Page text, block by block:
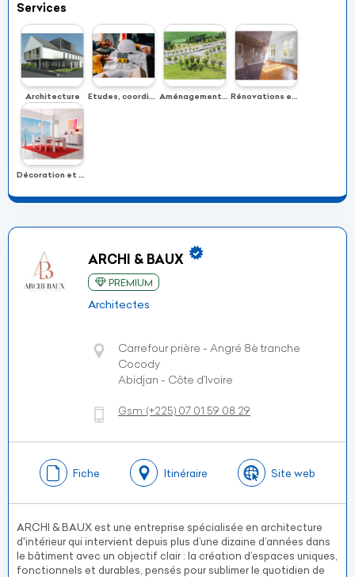
Services
Architecture Etudes, coordination des projets Aménagements urbains Rénovations et réhabilitation
Décoration et design
ARCHI & BAUX
PREMIUM
Architectes
Carrefour prière - Angré 8è tranche
Cocody
Abidjan - Côte d’Ivoire
Gsm:(+225) 07 01 59 08 29
Fiche Itinéraire Site web
ARCHI & BAUX est une entreprise spécialisée en architecture
d'intérieur qui intervient depuis plus d’une dizaine d’années dans
le bâtiment avec un objectif clair : la création d’espaces uniques,
fonctionnels et durables, pensés pour sublimer le quotidien de